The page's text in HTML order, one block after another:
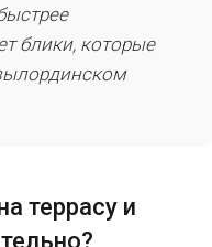
блики, которые
террасу и